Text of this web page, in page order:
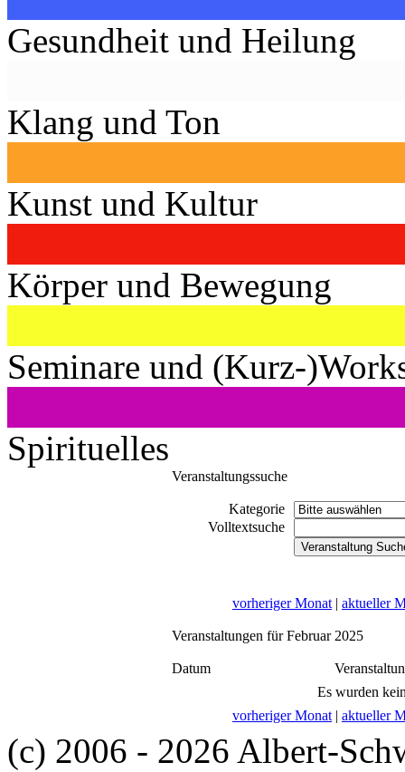
Gesundheit und Heilung
Klang und Ton
Kunst und Kultur
Körper und Bewegung
Seminare und (Kurz-
Spirituelles
Veranstaltungssuche
Kategorie
Volltextsuche
vorheriger Monat | aktueller
Veranstaltungen für Februar 2025
Datum
Es wurden
vorheriger Monat | aktueller
(c) 2006 - 2026 Albert-